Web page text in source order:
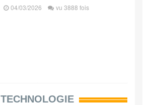
04/03/2026 vu 3888 fois
TECHNOLOGIE